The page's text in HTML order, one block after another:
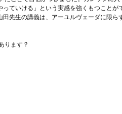
ていける」という実感を強くもつこと
先生の講義は、アーユルヴェーダに限
ります？